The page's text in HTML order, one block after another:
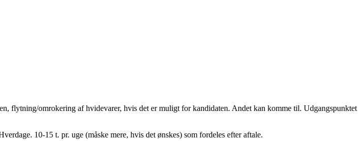
flytning/omrokering af hvidevarer, hvis det er muligt for kandidaten. Andet kan komme til. Udgangspunktet
10-15 t. pr. uge (måske mere, hvis det ønskes) som fordeles efter aftale.